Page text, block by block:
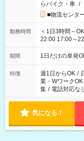
らバイク・車 /
■物流センタ
勤務時間
＜1日3時間～OK！＞ ▼ 例えば… ▼ 15:00～
22:00 17:00～22:00 など こちら以外の
ださい！
期間 1日だけの単発
特徴 週1日からOK /
業・WワークOK
集 / 電話対応な
気になる！